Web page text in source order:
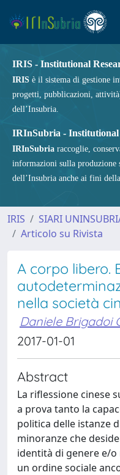
IRIS - Institutional
IRIS è il sistema di gestione
progetti, pubblicazioni,
dell’Insubria.
IRInSubria -
IRInSubria raccoglie,
informazioni sulla
dell’Insubria anche ai fini
IRIS SIARI
Articolo su Rivista
A corpo libero.
nella società
Daniele Brigadoi
2017-01-01
Abstract
La riflessione cinese
a prova tanto la
politica delle istanze
minoranze che
identità di genere e/
un ordine sociale